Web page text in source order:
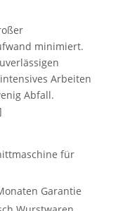
minimiert.
Arbeiten
Abfall.
für
Garantie